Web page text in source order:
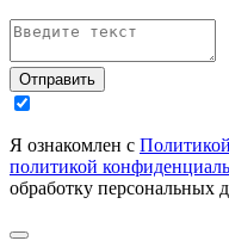
Отправить
Я ознакомлен с
политикой
обработку персональных